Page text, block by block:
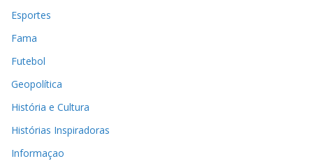
Esportes
Fama
Futebol
Geopolítica
História e Cultura
Histórias Inspiradoras
Informaçao